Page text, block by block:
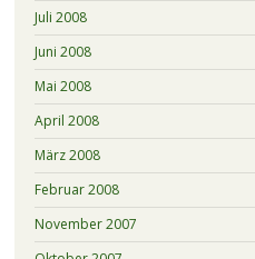
Juli 2008
Juni 2008
Mai 2008
April 2008
März 2008
Februar 2008
November 2007